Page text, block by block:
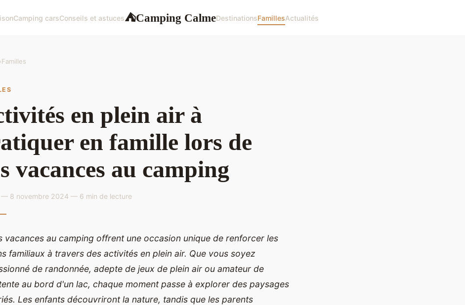
Camping carsConseils et astuces⛺Camping CalmeDestinationsFamillesActualités
›Familles
en plein air à
en famille lors de
vacances au camping
— 8 novembre 2024 — 6 min de lecture
vacances au camping offrent une occasion unique de renforcer les
familiaux à travers des activités en plein air. Que vous soyez
de randonnée, adepte de jeux de plein air ou amateur de
au bord d'un lac, chaque moment passe à explorer des paysages
Les enfants découvriront la nature, tandis que les parents